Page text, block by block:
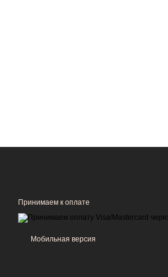
Принимаем к оплате
Мобильная версия